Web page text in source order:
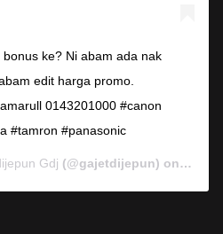
ke? Ni abam ada nak
edit harga promo.
0143201000 #canon
#tamron #panasonic
Gdj (@gajetdijepun) on Jan 7,